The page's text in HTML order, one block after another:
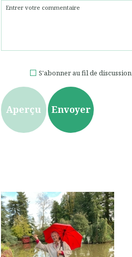
S'abonner au fil de discussion